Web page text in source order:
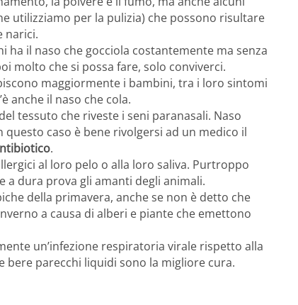
utilizziamo per la pulizia) che possono risultare
narici.
ha il naso che gocciola costantemente ma senza
molto che si possa fare, solo conviverci.
maggiormente i bambini, tra i loro sintomi
anche il naso che cola.
tessuto che riveste i seni paranasali. Naso
caso è bene rivolgersi ad un medico il
.
al loro pelo o alla loro saliva. Purtroppo
a dura prova gli amanti degli animali.
della primavera, anche se non è detto che
a causa di alberi e piante che emettono
un’infezione respiratoria virale rispetto alla
bere parecchi liquidi sono la migliore cura.